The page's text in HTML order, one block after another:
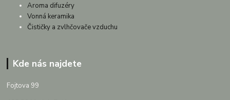
Aroma difuzéry
Vonná keramika
Čističky a zvlhčovače vzduchu
Kde nás najdete
Fojtova 99